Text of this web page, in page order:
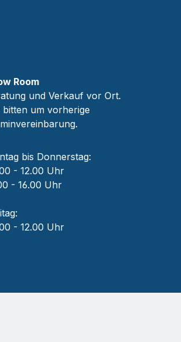
Room
und Verkauf vor Ort.
bitten um vorherige
bis Donnerstag:
- 12.00 Uhr
- 16.00 Uhr
- 12.00 Uhr